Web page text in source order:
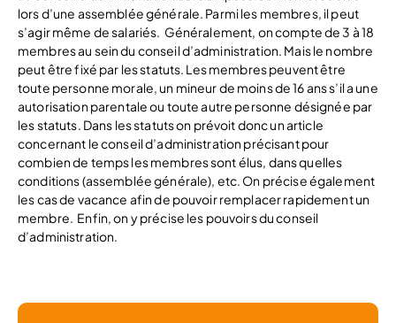
lors d’une assemblée générale. Parmi les membres, il peut
s’agir même de salariés. Généralement, on compte de 3 à 18
membres au sein du conseil d’administration. Mais le nombre
peut être fixé par les statuts. Les membres peuvent être
toute personne morale, un mineur de moins de 16 ans s’il a une
autorisation parentale ou toute autre personne désignée par
les statuts. Dans les statuts on prévoit donc un article
concernant le conseil d’administration précisant pour
combien de temps les membres sont élus, dans quelles
conditions (assemblée générale), etc. On précise également
les cas de vacance afin de pouvoir remplacer rapidement un
membre. Enfin, on y précise les pouvoirs du conseil
d’administration.